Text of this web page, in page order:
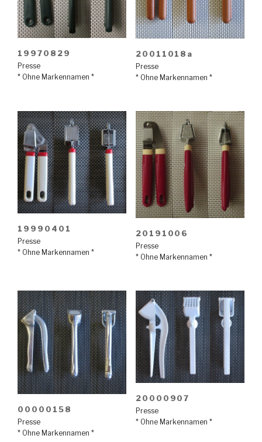
19970829
Presse
* Ohne Markennamen *
20011018a
Presse
* Ohne Markennamen *
19990401
Presse
* Ohne Markennamen *
20191006
Presse
* Ohne Markennamen *
00000158
Presse
* Ohne Markennamen *
20000907
Presse
* Ohne Markennamen *